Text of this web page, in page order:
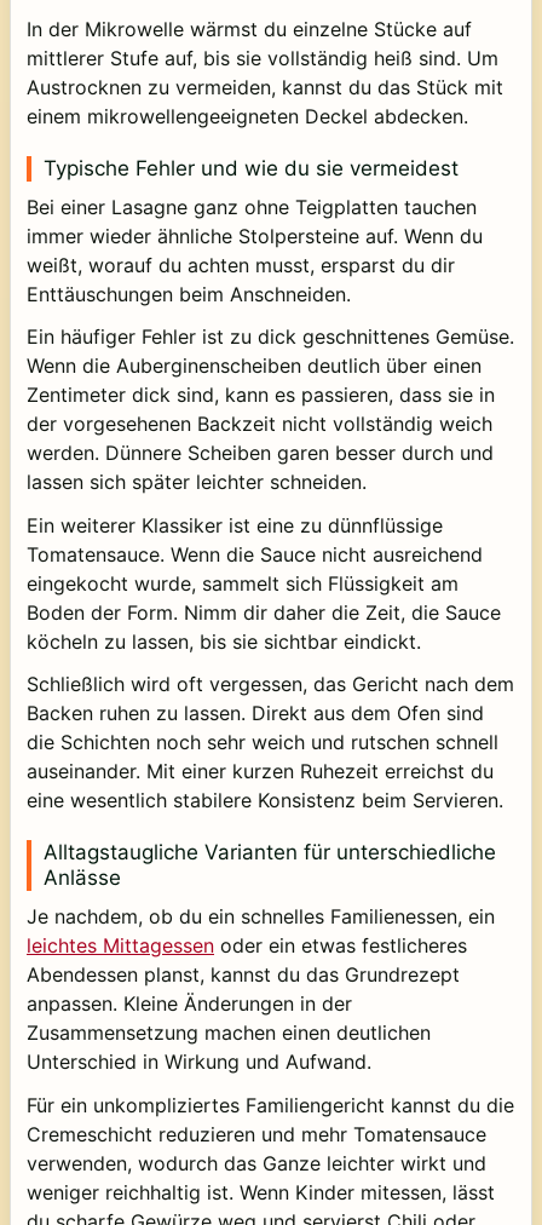
In der Mikrowelle wärmst du einzelne Stücke auf
mittlerer Stufe auf, bis sie vollständig heiß sind. Um
Austrocknen zu vermeiden, kannst du das Stück mit
einem mikrowellengeeigneten Deckel abdecken.
Typische Fehler und wie du sie vermeidest
Bei einer Lasagne ganz ohne Teigplatten tauchen
immer wieder ähnliche Stolpersteine auf. Wenn du
weißt, worauf du achten musst, ersparst du dir
Enttäuschungen beim Anschneiden.
Ein häufiger Fehler ist zu dick geschnittenes Gemüse.
Wenn die Auberginenscheiben deutlich über einen
Zentimeter dick sind, kann es passieren, dass sie in
der vorgesehenen Backzeit nicht vollständig weich
werden. Dünnere Scheiben garen besser durch und
lassen sich später leichter schneiden.
Ein weiterer Klassiker ist eine zu dünnflüssige
Tomatensauce. Wenn die Sauce nicht ausreichend
eingekocht wurde, sammelt sich Flüssigkeit am
Boden der Form. Nimm dir daher die Zeit, die Sauce
köcheln zu lassen, bis sie sichtbar eindickt.
Schließlich wird oft vergessen, das Gericht nach dem
Backen ruhen zu lassen. Direkt aus dem Ofen sind
die Schichten noch sehr weich und rutschen schnell
auseinander. Mit einer kurzen Ruhezeit erreichst du
eine wesentlich stabilere Konsistenz beim Servieren.
Alltagstaugliche Varianten für unterschiedliche
Anlässe
Je nachdem, ob du ein schnelles Familienessen, ein
leichtes Mittagessen oder ein etwas festlicheres
Abendessen planst, kannst du das Grundrezept
anpassen. Kleine Änderungen in der
Zusammensetzung machen einen deutlichen
Unterschied in Wirkung und Aufwand.
Für ein unkompliziertes Familiengericht kannst du die
Cremeschicht reduzieren und mehr Tomatensauce
verwenden, wodurch das Ganze leichter wirkt und
weniger reichhaltig ist. Wenn Kinder mitessen, lässt